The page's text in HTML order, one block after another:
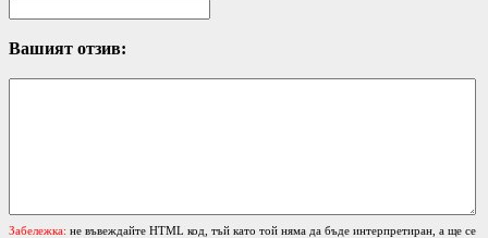
Вашият отзив:
Забележка: не въвеждайте HTML код, тъй като той няма да бъде интерпретиран, а ще се